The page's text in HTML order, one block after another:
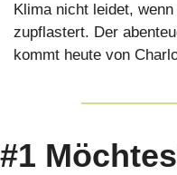
Klima nicht leidet,
zupflastert. Der
kommt heute von
#1